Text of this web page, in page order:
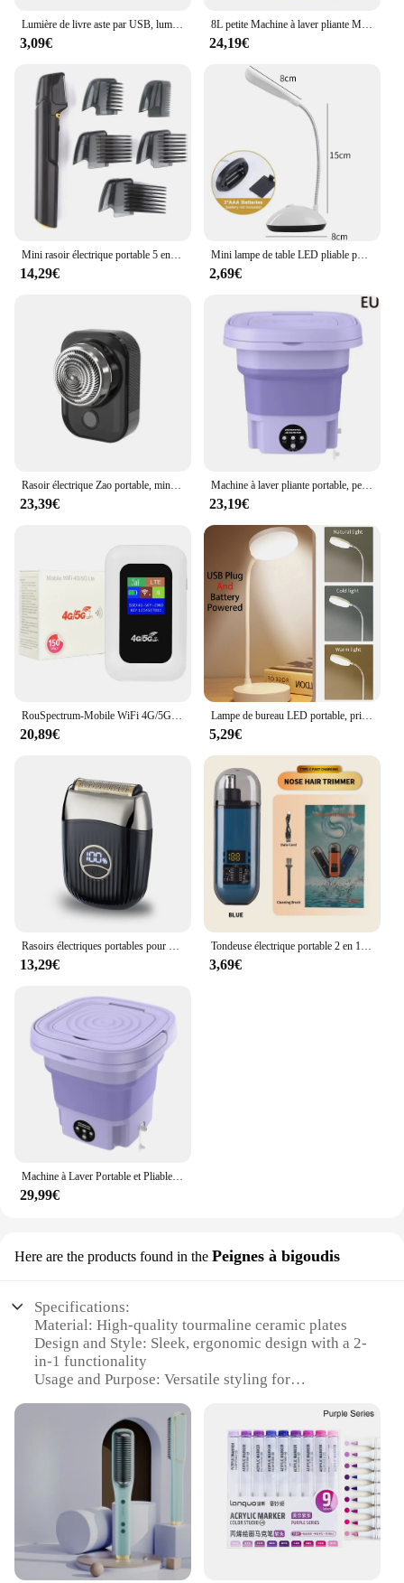
Lumière de livre aste par USB, luminosité réglable pour la protection des yeux, lumière LED à clipser portable pour la lecture dans le lit, la voiture, le signet
3,09€
8L petite Machine à laver pliante Machine à laver Portable Modes automatiques vêtements de blanchisserie seau à linge Machine à laver
24,19€
Mini rasoir électrique portable 5 en 1 pour homme, tondeuse à poils corporels, outil d'épilation multifonctionnel
14,29€
Mini lampe de table LED pliable portable, batterie 62, protection des yeux, éclairage domestique, chambre, chevet, étude, lecture
2,69€
23,39€
Machine à laver pliante portable, petit lave-linge de voyage, vêtements, chaussettes, sous-vêtements, livres, 8L, E27
23,19€
20,89€
Lampe de bureau LED portable, prise USB, batterie 62, lampe de table, support 3 documents, gradation continue, protection des yeux, chambre, lampe de chevet
5,29€
13,29€ 3,69€
29,99€
Here are the products found in the Peignes à bigoudis
Specifications:
Material: High-quality tourmaline ceramic plates
Design and Style: Sleek, ergonomic design with a 2-
in-1 functionality
Usage and Purpose: Versatile styling for
Performance and Property: Fast heating and even
heat distribution
Parts and Accessories: Includes a detachable brush
for easy styling
Applicable People: Ideal for on-the-go individuals
seeking portable styling solutions
Features:
|Wholesale|Vendors|